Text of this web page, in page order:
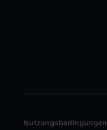
Nutzungsbedingungen